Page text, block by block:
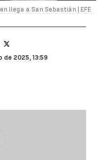
llega a San Sebastián | EFE
de 2025, 13:59